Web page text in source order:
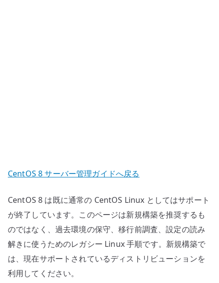
CentOS 8 サーバー管理ガイドへ戻る
CentOS 8 は既に通常の CentOS Linux としてはサポート
が終了しています。このページは新規構築を推奨するも
のではなく、過去環境の保守、移行前調査、設定の読み
解きに使うためのレガシー Linux 手順です。新規構築で
は、現在サポートされているディストリビューションを
利用してください。